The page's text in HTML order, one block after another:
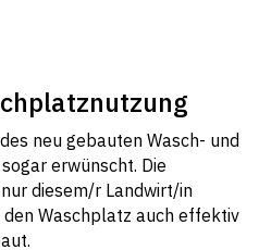
neu gebauten Wasch- und
erwünscht. Die
diesem/r Landwirt/in
Waschplatz auch effektiv